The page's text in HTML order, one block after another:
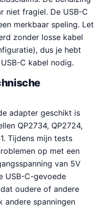
niet fragiel. De USB-C
merkbaar speling. Let
zonder losse kabel
dus je hebt
C kabel nodig.
adapter geschikt is
QP2734, QP2724,
Tijdens mijn tests
op met een
van 5V
USB-C-gevoede
oudere of andere
andere spanningen